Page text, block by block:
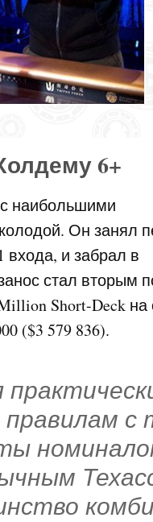
6+
наибольшими
Он занял
входа, и забрал в
стал вторым
Short-Deck на
($3 579 836).
с